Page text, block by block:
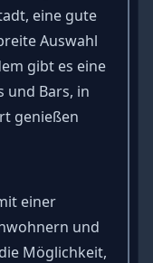
eine gute
Auswahl
gibt es eine
und Bars, in
genießen
einer
und
Möglichkeit,